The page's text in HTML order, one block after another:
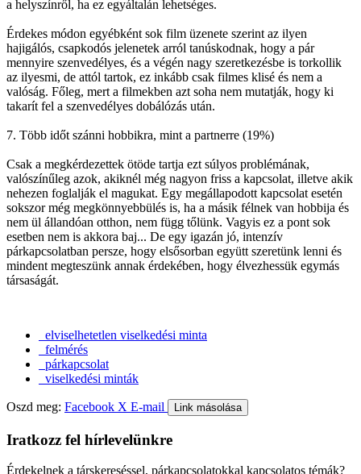
a helyszínről, ha ez egyáltalán lehetséges.
Érdekes módon egyébként sok film üzenete szerint az ilyen
hajigálós, csapkodós jelenetek arról tanúskodnak, hogy a pár
mennyire szenvedélyes, és a végén nagy szeretkezésbe is torkollik
az ilyesmi, de attól tartok, ez inkább csak filmes klisé és nem a
valóság. Főleg, mert a filmekben azt soha nem mutatják, hogy ki
takarít fel a szenvedélyes dobálózás után.
7. Több időt szánni hobbikra, mint a partnerre (19%)
Csak a megkérdezettek ötöde tartja ezt súlyos problémának,
valószínűleg azok, akiknél még nagyon friss a kapcsolat, illetve akik
nehezen foglalják el magukat. Egy megállapodott kapcsolat esetén
sokszor még megkönnyebbülés is, ha a másik félnek van hobbija és
nem ül állandóan otthon, nem függ tőlünk. Vagyis ez a pont sok
esetben nem is akkora baj... De egy igazán jó, intenzív
párkapcsolatban persze, hogy elsősorban együtt szeretünk lenni és
mindent megteszünk annak érdekében, hogy élvezhessük egymás
társaságát.
elviselhetetlen viselkedési minta
felmérés
párkapcsolat
viselkedési minták
Oszd meg: Facebook X E-mail Link másolása
Iratkozz fel hírlevelünkre
Érdekelnek a társkereséssel, párkapcsolatokkal kapcsolatos témák?